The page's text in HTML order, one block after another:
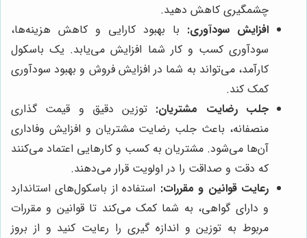
چشمگیری کاهش دهید.
افزایش سودآوری: با بهبود کارایی و کاهش هزینه‌ها،
سودآوری کسب و کار شما افزایش می‌یابد. یک باسکول
کارآمد، می‌تواند به شما در افزایش فروش و بهبود سودآوری
کمک کند.
جلب رضایت مشتریان: توزین دقیق و قیمت گذاری
منصفانه، باعث جلب رضایت مشتریان و افزایش وفاداری
آن‌ها می‌شود. مشتریان به کسب و کارهایی اعتماد می‌کنند
که دقت و صداقت را در اولویت قرار می‌دهند.
رعایت قوانین و مقررات: استفاده از باسکول‌های استاندارد
و دارای گواهی، به شما کمک می‌کند تا قوانین و مقررات
مربوط به توزین و اندازه گیری را رعایت کنید و از بروز